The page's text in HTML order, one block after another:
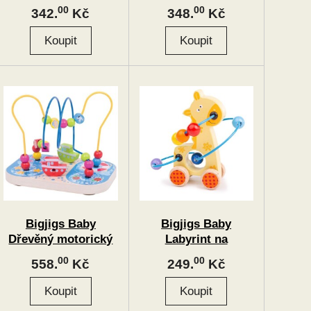
342.00 Kč
Farma
348.00Kč
Bigjigs Baby
Dřevěný motorický
labyrint moře
558.00 Kč
Bigjigs Baby
Labyrint na
kolečkách žirafa
249.00Kč